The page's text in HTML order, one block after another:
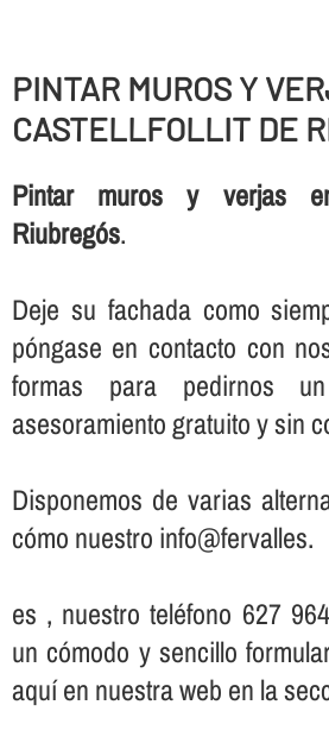
PINTAR MUROS Y
CASTELLFOLLIT DE
Pintar muros y verjas
Riubregós.
Deje su fachada como
póngase en contacto con
formas para pedirnos
asesoramiento gratuito y sin
Disponemos de varias
cómo nuestro info@fervalles.
es , nuestro teléfono 627
un cómodo y sencillo
aquí­ en nuestra web en la